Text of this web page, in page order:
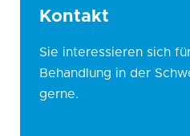
Kontakt
Sie interessieren sich
Behandlung in der
gerne.